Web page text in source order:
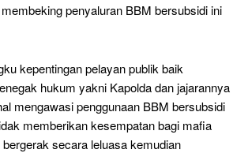
penyaluran BBM bersubsidi ini
kepentingan pelayan publik baik
hukum yakni Kapolda dan jajarannya
mengawasi penggunaan BBM bersubsidi
memberikan kesempatan bagi mafia
secara leluasa kemudian